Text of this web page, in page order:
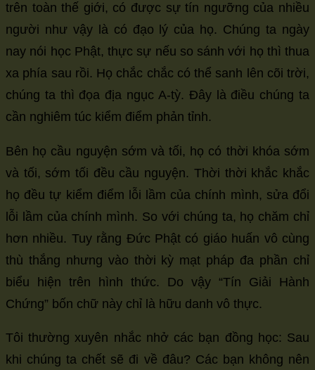
trên toàn thế giới, có được sự tín ngưỡng của nhiều
người như vậy là có đạo lý của họ. Chúng ta ngày
nay nói học Phật, thực sự nếu so sánh với họ thì thua
xa phía sau rồi. Họ chắc chắc có thể sanh lên cõi trời,
chúng ta thì đọa địa ngục A-tỳ. Đây là điều chúng ta
cần nghiêm túc kiểm điểm phản tỉnh.
Bên họ cầu nguyện sớm và tối, họ có thời khóa sớm
và tối, sớm tối đều cầu nguyện. Thời thời khắc khắc
họ đều tự kiểm điểm lỗi lầm của chính mình, sửa đổi
lỗi lầm của chính mình. So với chúng ta, họ chăm chỉ
hơn nhiều. Tuy rằng Đức Phật có giáo huấn vô cùng
thù thắng nhưng vào thời kỳ mạt pháp đa phần chỉ
biểu hiện trên hình thức. Do vậy “Tín Giải Hành
Chứng” bốn chữ này chỉ là hữu danh vô thực.
Tôi thường xuyên nhắc nhở các bạn đồng học: Sau
khi chúng ta chết sẽ đi về đâu? Các bạn không nên